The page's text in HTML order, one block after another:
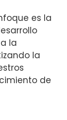
es la
la
la
de